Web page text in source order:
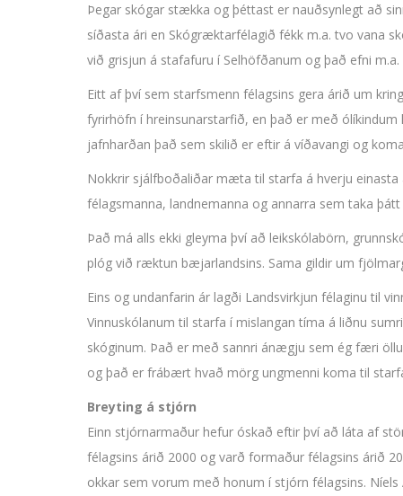
Þegar skógar stækka og þéttast er nauðsynlegt að
síðasta ári en Skógræktarfélagið fékk m.a. tvo vana
við grisjun á stafafuru í Selhöfðanum og það efni
Eitt af því sem starfsmenn félagsins gera árið um
fyrirhöfn í hreinsunarstarfið, en það er með
jafnharðan það sem skilið er eftir á víðavangi og
Nokkrir sjálfboðaliðar mæta til starfa á hverju
félagsmanna, landnemanna og annarra sem taka
Það má alls ekki gleyma því að leikskólabörn,
plóg við ræktun bæjarlandsins. Sama gildir um
Eins og undanfarin ár lagði Landsvirkjun félaginu til
Vinnuskólanum til starfa í mislangan tíma á liðnu
skóginum. Það er með sannri ánægju sem ég færi
og það er frábært hvað mörg ungmenni koma til
Breyting á stjórn
Einn stjórnarmaður hefur óskað eftir því að láta af
félagsins árið 2000 og varð formaður félagsins árið
okkar sem vorum með honum í stjórn félagsins.